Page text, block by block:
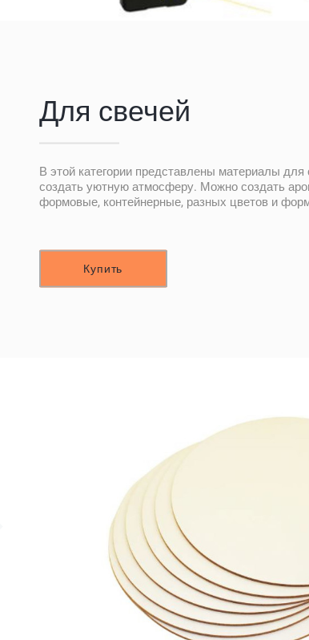
Для свечей
В этой категории представлены материалы для
создать уютную атмосферу. Можно создать
формовые, контейнерные, разных цветов и
Купить